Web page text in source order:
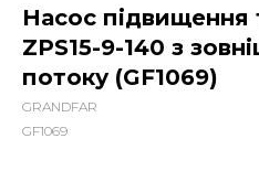
Насос підвищення
ZPS15-9-140 з
потоку (GF1069)
GRANDFAR
GF1069